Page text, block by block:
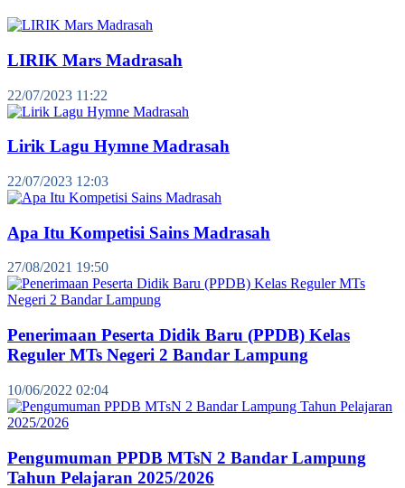
LIRIK Mars Madrasah
22/07/2023 11:22
Lirik Lagu Hymne Madrasah
22/07/2023 12:03
Apa Itu Kompetisi Sains Madrasah
27/08/2021 19:50
Penerimaan Peserta Didik Baru (PPDB) Kelas
Reguler MTs Negeri 2 Bandar Lampung
10/06/2022 02:04
Pengumuman PPDB MTsN 2 Bandar Lampung
Tahun Pelajaran 2025/2026